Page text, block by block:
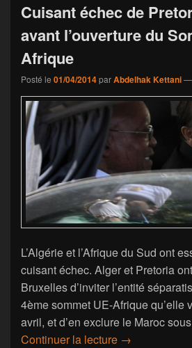
Cuisant échec de
avant l’ouverture du
Afrique
Posté le 01/04/2014parAbdelhak Kettani—
L’Algérie et l’Afrique du Sud ont
cuisant échec. Alger et Pretoria
Bruxelles d’inviter l’entité
4ème sommet UE-Afrique qu’elle
avril, et d’en exclure le Maroc sous
Continuer la lecture Cuisant
→